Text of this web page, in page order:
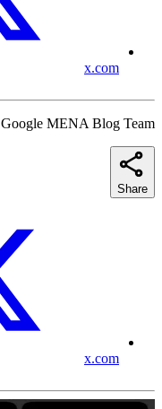
x.com
Google MENA Blog Team
Share
x.com